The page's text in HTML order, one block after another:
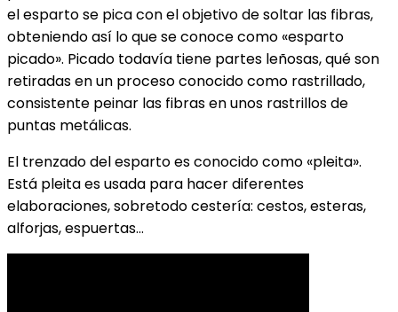
el esparto se pica con el objetivo de soltar las fibras,
obteniendo así lo que se conoce como «esparto
picado». Picado todavía tiene partes leñosas, qué son
retiradas en un proceso conocido como rastrillado,
consistente peinar las fibras en unos rastrillos de
puntas metálicas.
El trenzado del esparto es conocido como «pleita».
Está pleita es usada para hacer diferentes
elaboraciones, sobretodo cestería: cestos, esteras,
alforjas, espuertas…